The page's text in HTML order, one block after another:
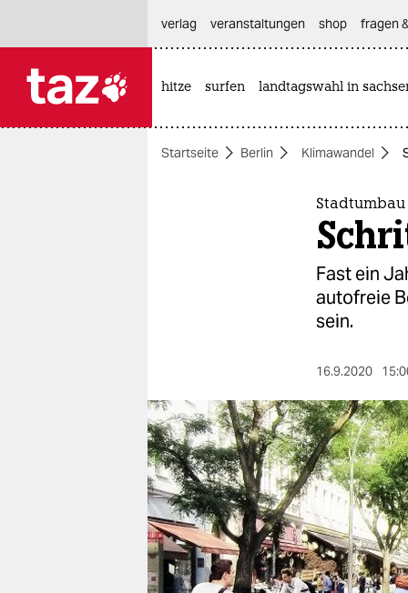
themen
berlin
nord
wahrheit
verlag
verlag
verlag
veranstaltungen shop fragen
hitze surfen landtagswahl in
Startseite Berlin Klimawandel
Fast ein
autofreie
sein.
16.9.2020